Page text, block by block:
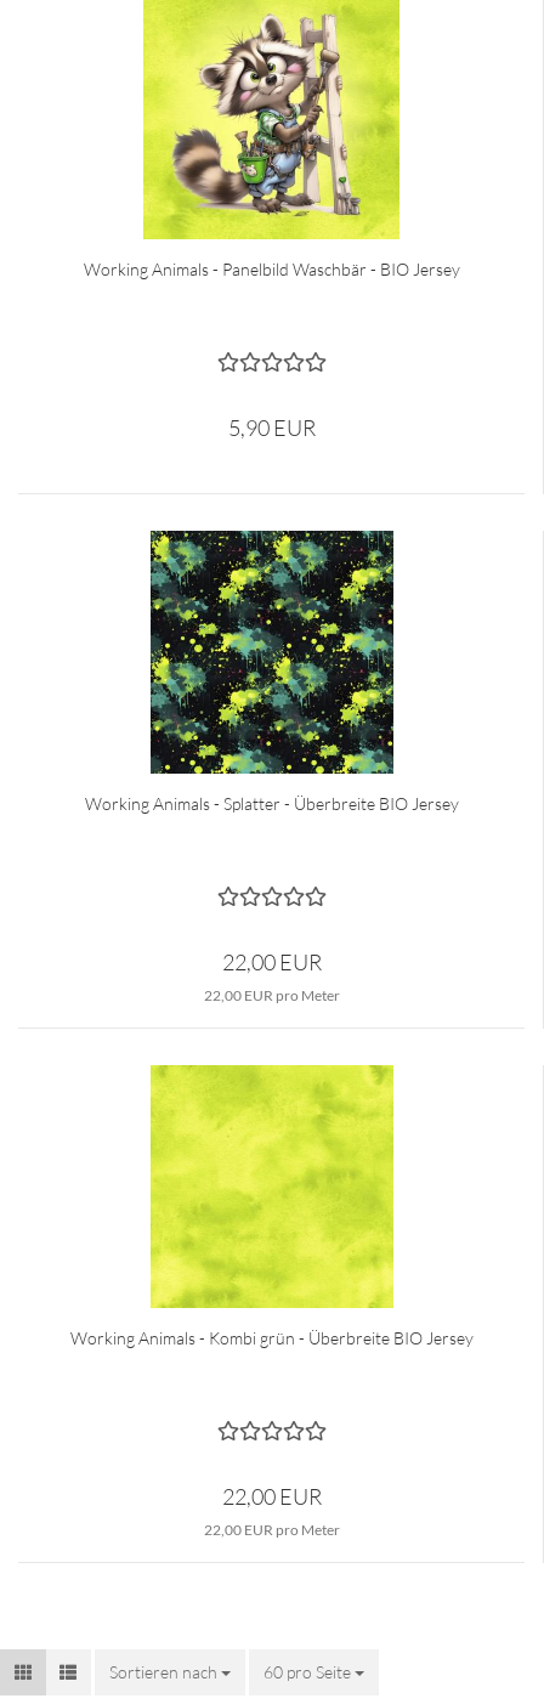
Working Animals - Panelbild Waschbär - BIO Jersey
5,90 EUR
Working Animals - Splatter - Überbreite BIO Jersey
22,00 EUR
22,00 EUR pro Meter
Working Animals - Kombi grün - Überbreite BIO Jersey
22,00 EUR
22,00 EUR pro Meter
Sortieren nach
Sortieren nach 60 pro Seite
pro Seite